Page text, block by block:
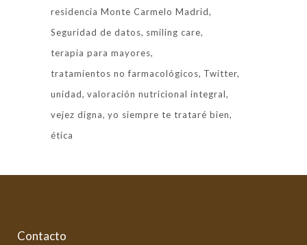
residencia Monte Carmelo Madrid
Seguridad de datos smiling care
terapia para mayores
tratamientos no farmacológicos Twitter
unidad valoración nutricional integral
vejez digna yo siempre te trataré bien
ética
Contacto